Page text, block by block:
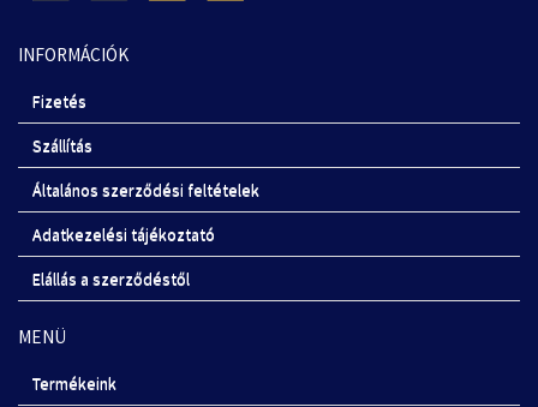
INFORMÁCIÓK
Fizetés
Szállítás
Általános szerződési feltételek
Adatkezelési tájékoztató
Elállás a szerződéstől
MENÜ
Termékeink